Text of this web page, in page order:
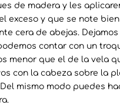
de madera y les
exceso y que se note
cera de abejas.
contar con un
menor que el de la vela
con la cabeza sobre la
mismo modo puedes